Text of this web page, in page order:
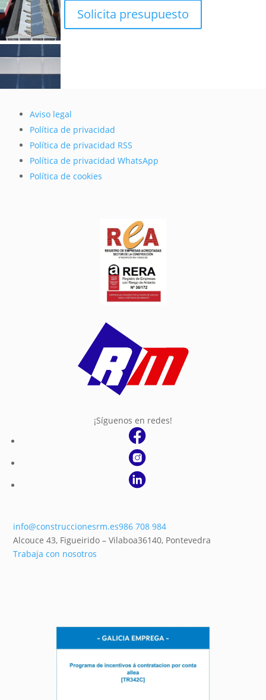
Solicita presupuesto
Aviso legal
Política de privacidad
Política de privacidad RSS
Política de privacidad WhatsApp
Política de cookies
¡Síguenos en redes!
info@construccionesrm.es986 708 984
Alcouce 43, Figueirido – Vilaboa36140, Pontevedra
Trabaja con nosotros